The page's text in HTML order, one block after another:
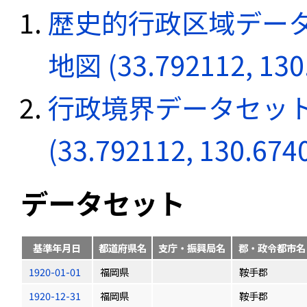
歴史的行政区域デー
地図 (33.792112,
行政境界データセッ
(33.792112,
データセット
基準年月日 都道府県名 支庁・振興局名
郡・政令都市名
1920-01-01
福岡県
鞍手郡
1920-12-31
福岡県
鞍手郡